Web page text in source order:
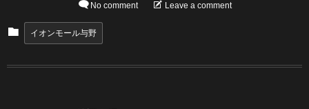
No comment Leave a comment
イオンモール与野